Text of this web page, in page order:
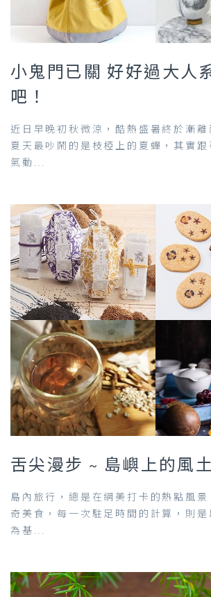
小鬼門已關 好好過大人
吧！
近日早晚初秋微涼，酷熱盛暑終於漸離
夏天最吵鬧的是枝椏上的夏蟬，其實跟
氣動...
舌尖漫步 ~ 島嶼上的風
島內旅行，總是在網美打卡的熱點風景
奇美食，每一次駐足時間的計算，則是
為基...